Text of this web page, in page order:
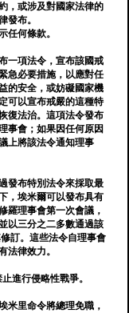
，或涉及對國家法律的
發布。
任何條款。
一項法令，宣布該國戒
急必要措施，以應對任
的安全，或妨礙國家機
可以宣布戒嚴的這種特
復法治。這項法令發布
事會；如果因任何原因
上將該法令通知理事
發布特別法令來採取最
，埃米爾可以發布具有
羅理事會第一次會議，
以三分之二多數通過該
訂。這些法令自理事會
法律效力。
進行侵略性戰爭。
米里命令將總理免職，